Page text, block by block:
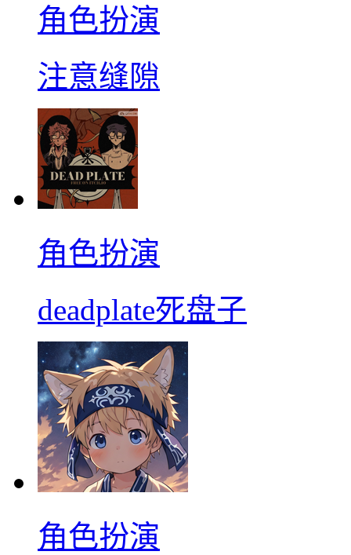
角色扮演
注意缝隙
角色扮演
deadplate死盘子
角色扮演